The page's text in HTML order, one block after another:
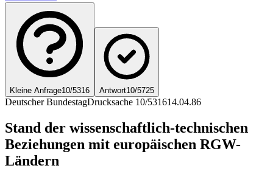
Kleine Anfrage10/5316 Antwort10/5725
Deutscher BundestagDrucksache 10/531614.04.86
Stand der wissenschaftlich-technischen
Beziehungen mit europäischen RGW-
Ländern